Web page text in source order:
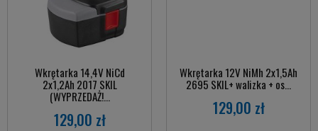
Wkrętarka 14,4V NiCd
2x1,2Ah 2017 SKIL
(WYPRZEDAŻ!...
129,00 zł
Wkrętarka 12V NiMh 2x1,5Ah
2695 SKIL+ walizka + os...
129,00 zł